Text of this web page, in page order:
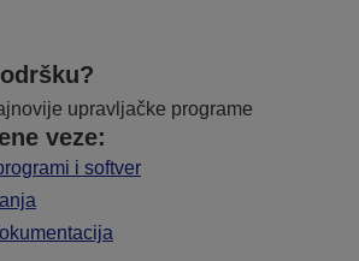
upravljačke programe
veze:
i softver